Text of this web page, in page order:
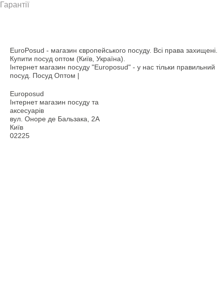
Гарантії
EuroPosud - магазин європейського посуду. Всі права захищені.
Купити посуд оптом (Київ, Україна).
Інтернет магазин посуду "Europosud" - у нас тільки правильний
посуд. Посуд Оптом |
Europosud
Інтернет магазин посуду та
аксесуарів
вул. Оноре де Бальзака, 2А
Київ
02225